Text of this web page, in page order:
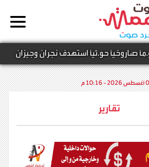
حو.ثيًا استهدف نجران وجيزان
تقارير